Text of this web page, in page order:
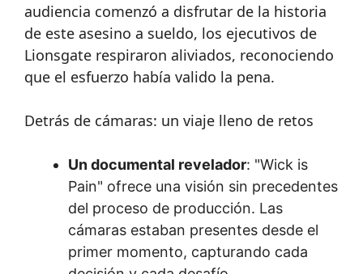
audiencia comenzó a disfrutar de la historia
de este asesino a sueldo, los ejecutivos de
Lionsgate respiraron aliviados, reconociendo
que el esfuerzo había valido la pena.
Detrás de cámaras: un viaje lleno de retos
Un documental revelador: "Wick is
Pain" ofrece una visión sin precedentes
del proceso de producción. Las
cámaras estaban presentes desde el
primer momento, capturando cada